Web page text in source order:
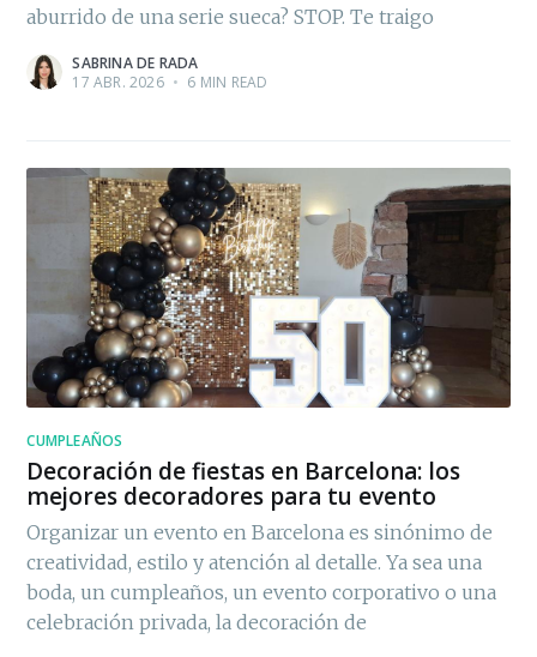
aburrido de una serie sueca? STOP. Te traigo
SABRINA DE RADA
17 ABR. 2026 • 6 MIN READ
CUMPLEAÑOS
Decoración de fiestas en Barcelona: los
mejores decoradores para tu evento
Organizar un evento en Barcelona es sinónimo de
creatividad, estilo y atención al detalle. Ya sea una
boda, un cumpleaños, un evento corporativo o una
celebración privada, la decoración de